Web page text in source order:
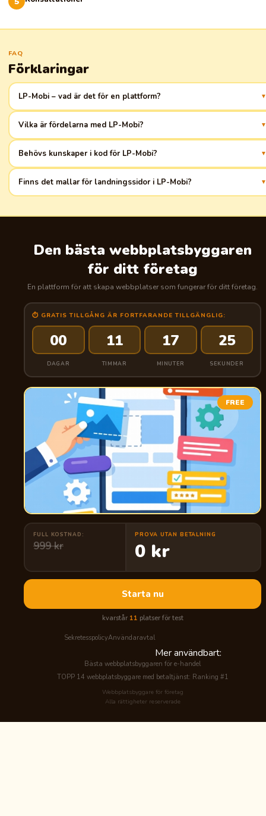
FAQ
Förklaringar
LP-Mobi – vad är det för en plattform?
mobila enheter, perfekt för varuhandel
Vilka är fördelarna med LP-Mobi?
hypotesprövning och integration med populära tjänster
Behövs kunskaper i kod för LP-Mobi?
hjälp av dra-och-släpp
Finns det mallar för landningssidor i LP-Mobi?
efter behoven i din varuhandel
Den bästa webbplatsbyggaren
för ditt företag
En plattform för att skapa webbplatser som fungerar för ditt företag.
⏱ GRATIS TILLGÅNG ÄR FORTFARANDE TILLGÄNGLIG:
00
DAGAR
11
TIMMAR
17
MINUTER
24
SEKUNDER
FREE
FULL KOSTNAD:
999 kr
PROVA UTAN BETALNING
0 kr
Starta nu
kvarstår 11 platser för test
SekretesspolicyAnvändaravtal
Mer användbart:
Bästa webbplatsbyggaren för e-handel
TOPP 14 webbplatsbyggare med betaltjänst: Ranking #1
Webbplatsbyggare för företag
Alla rättigheter reserverade